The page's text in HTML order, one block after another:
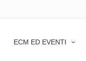
ECM ED EVENTI